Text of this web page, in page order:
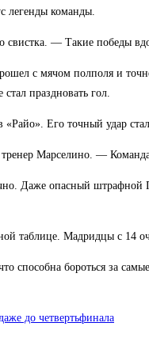
легенды команды.
свистка. — Такие победы
с мячом полполя и
праздновать гол.
Его точный удар
Марселино. — Команда
Даже опасный
таблице. Мадридцы с 14
способна бороться за
до четвертьфинала